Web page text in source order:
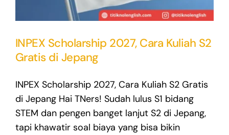
INPEX Scholarship 2027, Cara Kuliah S2
Gratis di Jepang
INPEX Scholarship 2027, Cara Kuliah S2 Gratis
di Jepang Hai TNers! Sudah lulus S1 bidang
STEM dan pengen banget lanjut S2 di Jepang,
tapi khawatir soal biaya yang bisa bikin